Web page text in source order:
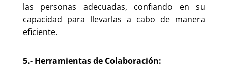
las personas adecuadas, confiando en su
capacidad para llevarlas a cabo de manera
eficiente.
5.- Herramientas de Colaboración: